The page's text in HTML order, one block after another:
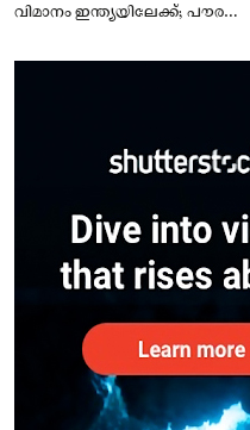
വിമാനം ഇന്ത്യയിലേക്ക്; പൗരന്മാർ
– കേന്ദ്രം